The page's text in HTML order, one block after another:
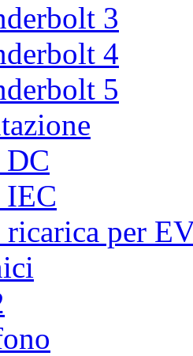
3
4
5
IEC
per